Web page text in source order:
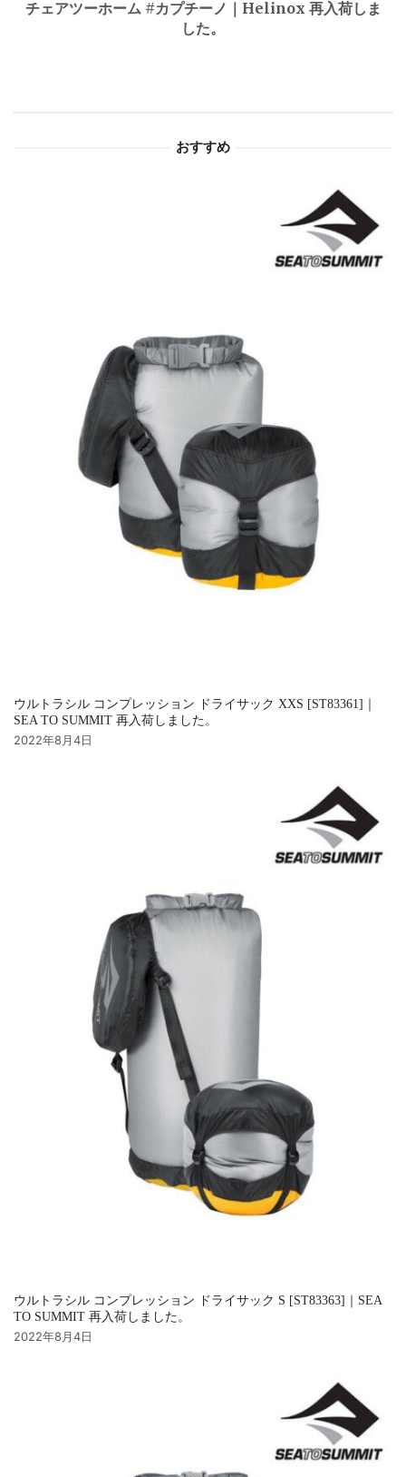
チェアツーホーム #カプチーノ｜Helinox 再入荷しま
した。
おすすめ
ウルトラシル コンプレッション ドライサック XXS [ST83361]｜
SEA TO SUMMIT 再入荷しました。
2022年8月4日
ウルトラシル コンプレッション ドライサック S [ST83363]｜SEA
TO SUMMIT 再入荷しました。
2022年8月4日